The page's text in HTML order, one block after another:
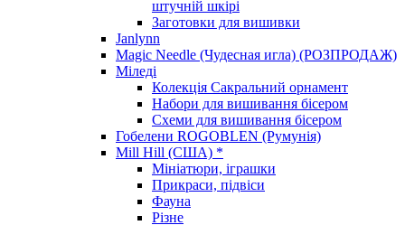
штучній шкірі
Заготовки для вишивки
Janlynn
Magic Needle (Чудесная игла) (РОЗПРОДАЖ)
Міледі
Колекція Сакральний орнамент
Набори для вишивання бісером
Схеми для вишивання бісером
Гобелени ROGOBLEN (Румунія)
Mill Hill (США) *
Мініатюри, іграшки
Прикраси, підвіси
Фауна
Різне